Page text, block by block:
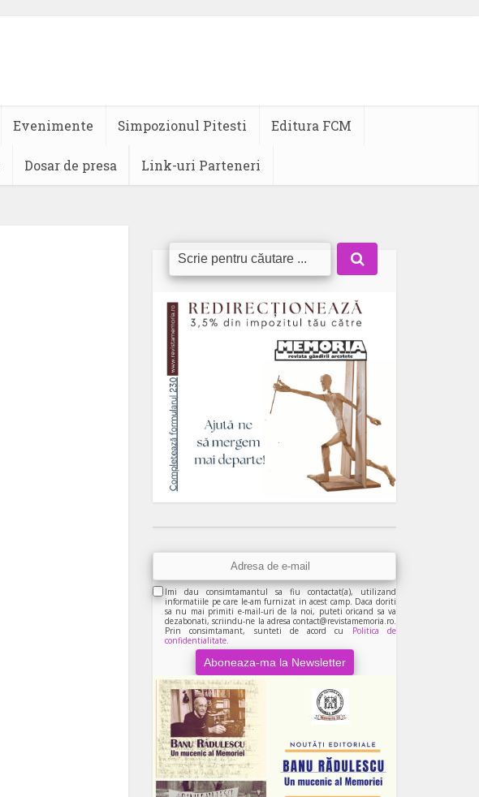
Evenimente Simpozionul Pitesti Editura FCM
Dosar de presa Link-uri Parteneri
Imi dau consimtamantul sa fiu contactat(a), utilizand
informatiile pe care le-am furnizat in acest camp. Daca doriti
sa nu mai primiti e-mail-uri de la noi, puteti oricand sa va
dezabonati, scriindu-ne la adresa contact@revistamemoria.ro.
Prin consimtamant, sunteti de acord cu Politica de
confidentialitate.